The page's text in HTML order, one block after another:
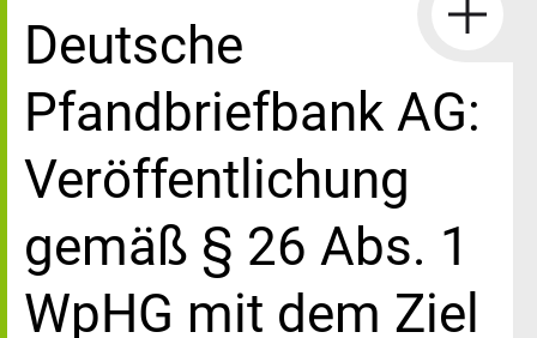
Deutsche
Pfandbriefbank AG:
Veröffentlichung
gemäß § 26 Abs. 1
WpHG mit dem Ziel